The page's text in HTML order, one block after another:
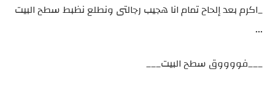
_اكرم بعد إلحاح تمام انا هجيب رجالتى ونطلع نظبط سطح البيت
...
___فووووق سطح البيت___